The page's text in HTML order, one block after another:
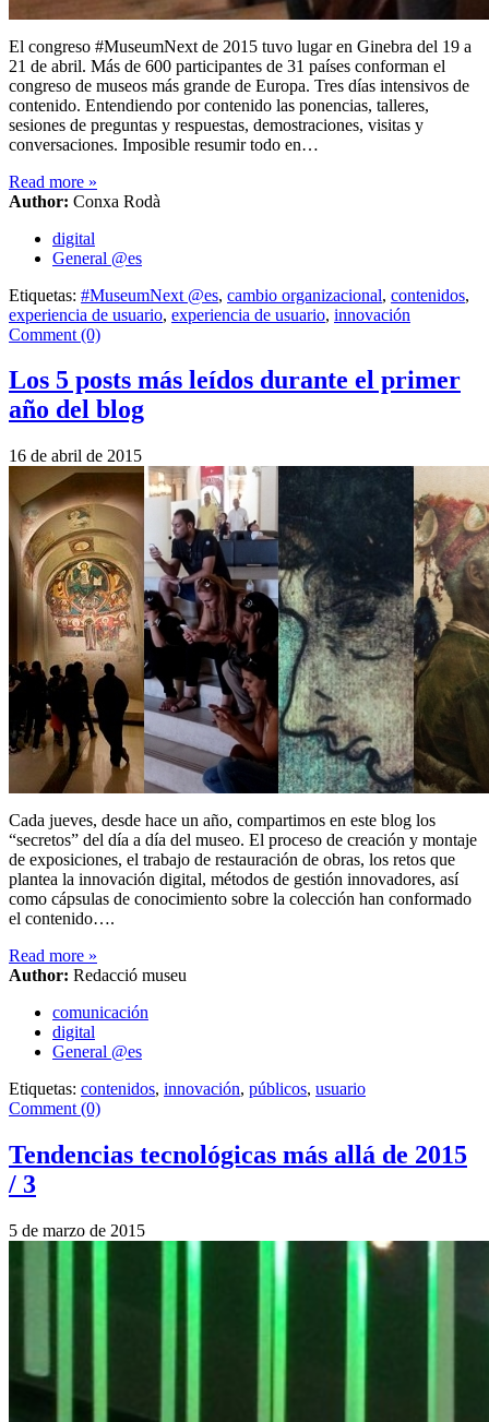
El congreso #MuseumNext de 2015 tuvo lugar en Ginebra del 19 a
21 de abril. Más de 600 participantes de 31 países conforman el
congreso de museos más grande de Europa. Tres días intensivos de
contenido. Entendiendo por contenido las ponencias, talleres,
sesiones de preguntas y respuestas, demostraciones, visitas y
conversaciones. Imposible resumir todo en…
Read more »
Author: Conxa Rodà
digital
General @es
Etiquetas: #MuseumNext @es, cambio organizacional, contenidos,
experiencia de usuario, experiencia de usuario, innovación
Comment (0)
Los 5 posts más leídos durante el primer
año del blog
16 de abril de 2015
Cada jueves, desde hace un año, compartimos en este blog los
“secretos” del día a día del museo. El proceso de creación y montaje
de exposiciones, el trabajo de restauración de obras, los retos que
plantea la innovación digital, métodos de gestión innovadores, así
como cápsulas de conocimiento sobre la colección han conformado
el contenido….
Read more »
Author: Redacció museu
comunicación
digital
General @es
Etiquetas: contenidos, innovación, públicos, usuario
Comment (0)
Tendencias tecnológicas más allá de 2015
/ 3
5 de marzo de 2015